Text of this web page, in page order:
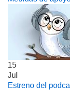
15
Jul
Estreno del